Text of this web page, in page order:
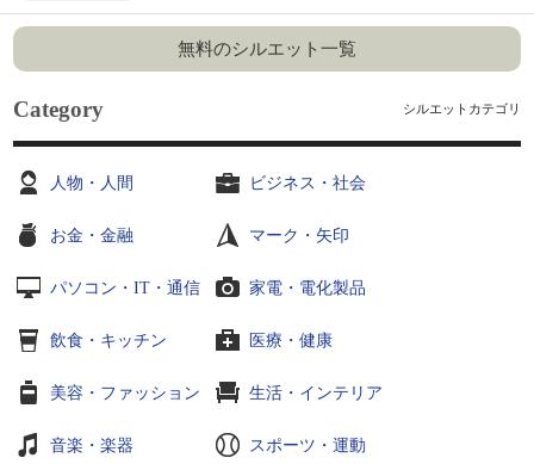
無料のシルエット一覧
Category シルエットカテゴリ
人物・人間 ビジネス・社会
お金・金融 マーク・矢印
パソコン・IT・通信 家電・電化製品
飲食・キッチン 医療・健康
美容・ファッション 生活・インテリア
音楽・楽器 スポーツ・運動